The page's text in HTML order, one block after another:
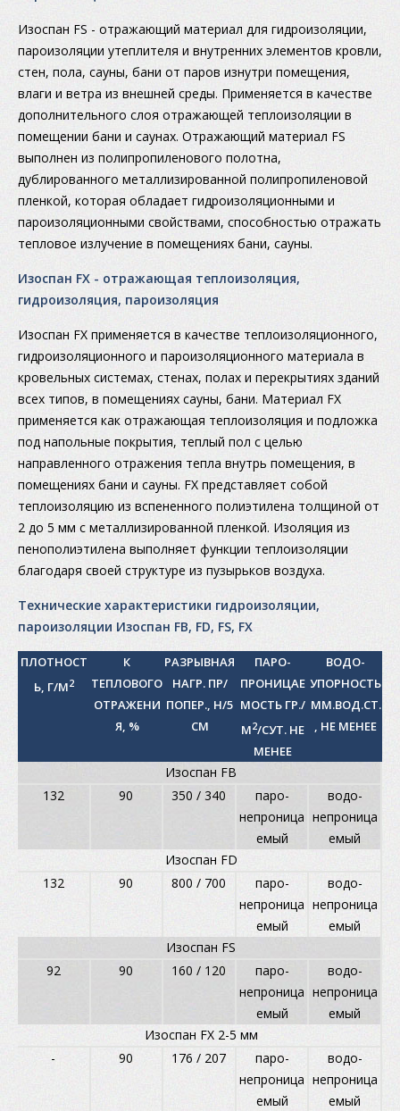
Изоспан FS - отражающий материал для гидроизоляции,
пароизоляции утеплителя и внутренних элементов кровли,
стен, пола, сауны, бани от паров изнутри помещения,
влаги и ветра из внешней среды. Применяется в качестве
дополнительного слоя отражающей теплоизоляции в
помещении бани и саунах. Отражающий материал FS
выполнен из полипропиленового полотна,
дублированного металлизированной полипропиленовой
пленкой, которая обладает гидроизоляционными и
пароизоляционными свойствами, способностью отражать
тепловое излучение в помещениях бани, сауны.
Изоспан FX - отражающая теплоизоляция,
гидроизоляция, пароизоляция
Изоспан FX применяется в качестве теплоизоляционного,
гидроизоляционного и пароизоляционного материала в
кровельных системах, стенах, полах и перекрытиях зданий
всех типов, в помещениях сауны, бани. Материал FX
применяется как отражающая теплоизоляция и подложка
под напольные покрытия, теплый пол с целью
направленного отражения тепла внутрь помещения, в
помещениях бани и сауны. FX представляет собой
теплоизоляцию из вспененного полиэтилена толщиной от
2 до 5 мм с металлизированной пленкой. Изоляция из
пенополиэтилена выполняет функции теплоизоляции
благодаря своей структуре из пузырьков воздуха.
Технические характеристики гидроизоляции,
пароизоляции Изоспан FB, FD, FS, FX
ПЛОТНОСТ
Ь, Г/М2
К
ТЕПЛОВОГО
ОТРАЖЕНИ
Я, %
РАЗРЫВНАЯ
НАГР. ПР/
ПОПЕР., Н/5
СМ
ПАРО-
ПРОНИЦАЕ
МОСТЬ ГР./
М2/СУТ. НЕ
МЕНЕЕ
ВОДО-
УПОРНОСТЬ
ММ.ВОД.СТ.
, НЕ МЕНЕЕ
Изоспан FB
132
90 350 / 340
паро-
непроница
емый
водо-
непроница
емый
Изоспан FD
132
90 800 / 700
паро-
непроница
емый
водо-
непроница
емый
Изоспан FS
92
90 160 / 120
паро-
непроница
емый
водо-
непроница
емый
Изоспан FX 2-5 мм
-
90 176 / 207
паро-
непроница
емый
водо-
непроница
емый